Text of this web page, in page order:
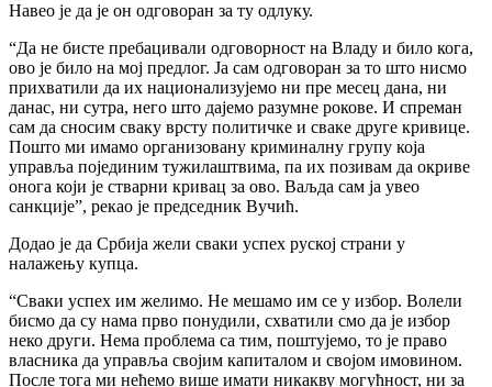
Навео је да је он одговоран за ту одлуку.
“Да не бисте пребацивали одговорност на Владу и било кога,
ово је било на мој предлог. Ја сам одговоран за то што нисмо
прихватили да их национализујемо ни пре месец дана, ни
данас, ни сутра, него што дајемо разумне рокове. И спреман
сам да сносим сваку врсту политичке и сваке друге кривице.
Пошто ми имамо организовану криминалну групу која
управља појединим тужилаштвима, па их позивам да окриве
онога који је стварни кривац за ово. Ваљда сам ја увео
санкције”, рекао је председник Вучић.
Додао је да Србија жели сваки успех руској страни у
налажењу купца.
“Сваки успех им желимо. Не мешамо им се у избор. Волели
бисмо да су нама прво понудили, схватили смо да је избор
неко други. Нема проблема са тим, поштујемо, то је право
власника да управља својим капиталом и својом имовином.
После тога ми нећемо више имати никакву могућност, ни за